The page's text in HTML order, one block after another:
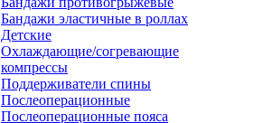
Бандажи эластичные в роллах
Детские
Охлаждающие/согревающие
компрессы
Поддерживатели спины
Послеоперационные
Послеоперационные пояса